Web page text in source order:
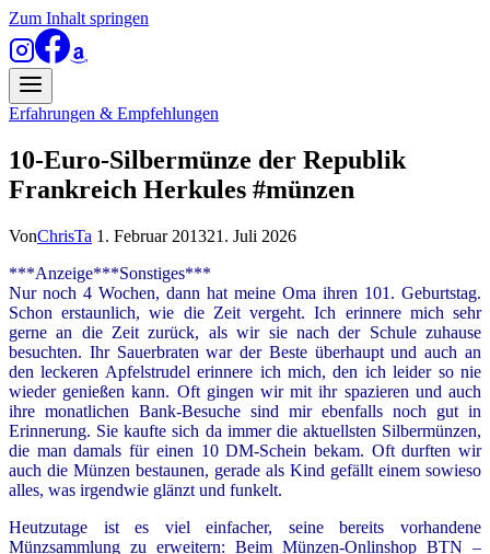
Zum Inhalt springen
Erfahrungen & Empfehlungen
10-Euro-Silbermünze der Republik
Frankreich Herkules #münzen
VonChrisTa 1. Februar 201321. Juli 2026
***Anzeige***Sonstiges***
Nur noch 4 Wochen, dann hat meine Oma ihren 101. Geburtstag.
Schon erstaunlich, wie die Zeit vergeht. Ich erinnere mich sehr
gerne an die Zeit zurück, als wir sie nach der Schule zuhause
besuchten. Ihr Sauerbraten war der Beste überhaupt und auch an
den leckeren Apfelstrudel erinnere ich mich, den ich leider so nie
wieder genießen kann. Oft gingen wir mit ihr spazieren und auch
ihre monatlichen Bank-Besuche sind mir ebenfalls noch gut in
Erinnerung. Sie kaufte sich da immer die aktuellsten Silbermünzen,
die man damals für einen 10 DM-Schein bekam. Oft durften wir
auch die Münzen bestaunen, gerade als Kind gefällt einem sowieso
alles, was irgendwie glänzt und funkelt.
Heutzutage ist es viel einfacher, seine bereits vorhandene
Münzsammlung zu erweitern: Beim Münzen-Onlinshop BTN –